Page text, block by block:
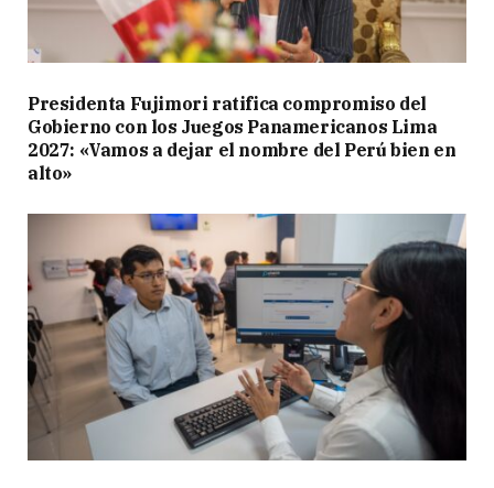
Presidenta Fujimori ratifica compromiso del
Gobierno con los Juegos Panamericanos Lima
2027: «Vamos a dejar el nombre del Perú bien en
alto»